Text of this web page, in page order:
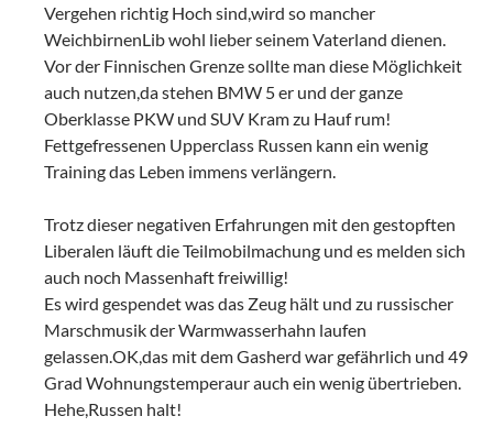
Vergehen richtig Hoch sind,wird so mancher
WeichbirnenLib wohl lieber seinem Vaterland dienen.
Vor der Finnischen Grenze sollte man diese Möglichkeit
auch nutzen,da stehen BMW 5 er und der ganze
Oberklasse PKW und SUV Kram zu Hauf rum!
Fettgefressenen Upperclass Russen kann ein wenig
Training das Leben immens verlängern.
Trotz dieser negativen Erfahrungen mit den gestopften
Liberalen läuft die Teilmobilmachung und es melden sich
auch noch Massenhaft freiwillig!
Es wird gespendet was das Zeug hält und zu russischer
Marschmusik der Warmwasserhahn laufen
gelassen.OK,das mit dem Gasherd war gefährlich und 49
Grad Wohnungstemperaur auch ein wenig übertrieben.
Hehe,Russen halt!